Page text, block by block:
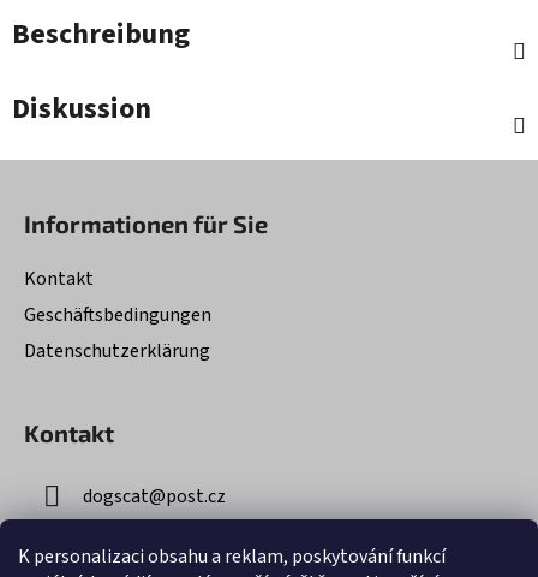
K personalizaci obsahu a reklam, poskytování funkcí
Beschreibung
Diskussion
Informationen für Sie
Kontakt
Geschäftsbedingungen
Datenschutzerklärung
Kontakt
dogscat@post.cz
+420 603 836 075